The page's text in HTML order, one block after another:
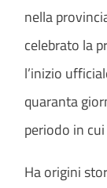
nella
celebrato la
l’inizio
quaranta
periodo in
Ha origini